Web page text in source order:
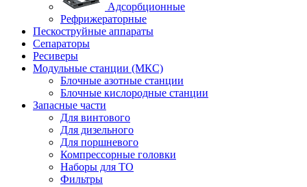
Адсорбционные
Рефрижераторные
Пескоструйные аппараты
Сепараторы
Ресиверы
Модульные станции (МКС)
Блочные азотные станции
Блочные кислородные станции
Запасные части
Для винтового
Для дизельного
Для поршневого
Компрессорные головки
Наборы для ТО
Фильтры